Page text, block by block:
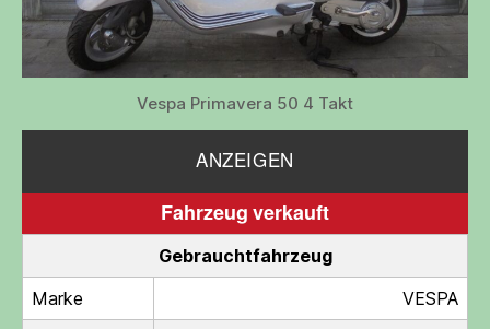
Vespa Primavera 50 4 Takt
ANZEIGEN
Fahrzeug verkauft
Gebrauchtfahrzeug
Marke
VESPA